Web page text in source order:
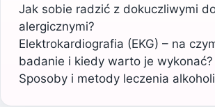
Jak sobie radzić z dokuczliwymi
alergicznymi?
Elektrokardiografia (EKG) – na
badanie i kiedy warto je wykonać?
Sposoby i metody leczenia